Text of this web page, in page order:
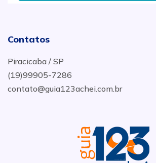
Contatos
Piracicaba / SP
(19)99905-7286
contato@guia123achei.com.br